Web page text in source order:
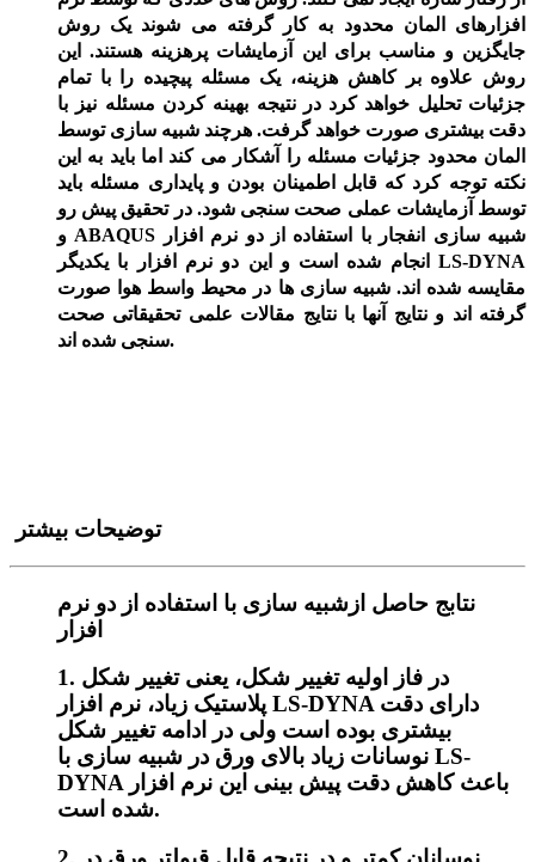
افزارهای
المان محدود به کار گرفته می ­شوند یک روش
جایگزین و مناسب برای این آزمایشات پرهزینه هستند. این
روش علاوه بر کاهش هزینه، یک مسئله پیچیده را با تمام
جزئیات تحلیل خواهد کرد در نتیجه بهینه کردن مسئله نیز با
دقت بیشتری صورت خواهد گرفت. هرچند شبیه سازی توسط
المان محدود جزئیات مسئله را آشکار می کند اما باید به این
نکته توجه کرد که قابل اطمینان بودن و پایداری مسئله باید
توسط آزمایشات عملی صحت سنجی شود. در تحقیق پیش رو
شبیه سازی انفجار با استفاده از دو نرم افزار ABAQUS و
LS-DYNA انجام شده است و این دو نرم افزار با یکدیگر
مقایسه شده ­اند. شبیه سازی­ ها در محیط واسط هوا صورت
گرفته ­اند و نتایج آن­ها با نتایج مقالات علمی تحقیقاتی صحت
سنجی شده­ اند.
توضیحات بیشتر
نتابج حاصل ازشبیه سازی با استفاده از دو نرم
افزار
1. در فاز اولیه تغییر شکل، یعنی تغییر شکل
پلاستیک زیاد، نرم افزار LS-DYNA دارای دقت
بیشتری بوده است ولی در ادامه تغییر شکل
نوسانات زیاد بالای ورق در شبیه سازی با LS-
DYNA باعث کاهش دقت پیش بینی این نرم افزار
شده است.